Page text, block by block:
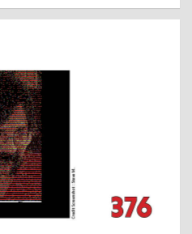
c
h
i
s
t
o
r